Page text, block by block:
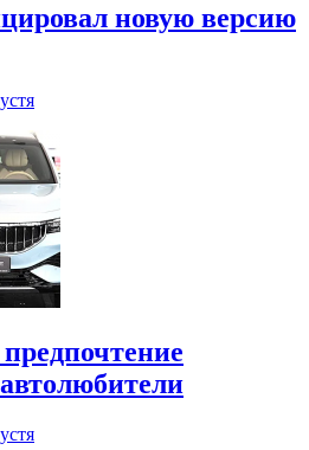
новую версию